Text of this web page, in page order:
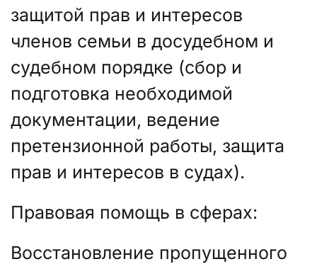
защитой прав и интересов
членов семьи в досудебном и
судебном порядке (сбор и
подготовка необходимой
документации, ведение
претензионной работы, защита
прав и интересов в судах).
Правовая помощь в сферах:
Восстановление пропущенного